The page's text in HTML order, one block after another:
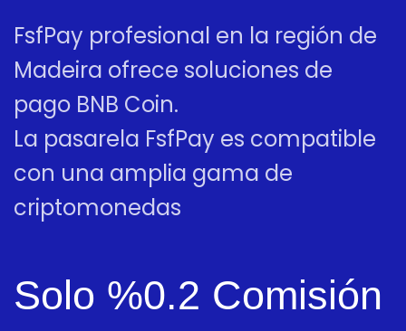
FsfPay profesional en la región de
Madeira ofrece soluciones de
pago BNB Coin.
La pasarela FsfPay es compatible
con una amplia gama de
criptomonedas
Solo %0.2 Comisión